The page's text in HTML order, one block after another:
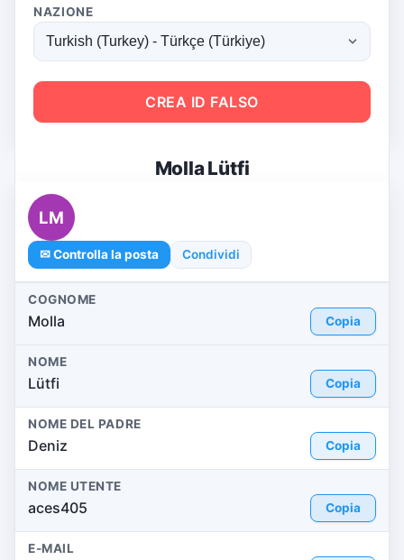
NAZIONE
CREA ID FALSO
Molla Lütfi
LM
✉ Controlla la posta Condividi
COGNOME
Molla Copia
NOME
Lütfi Copia
NOME DEL PADRE
Deniz Copia
NOME UTENTE
aces405 Copia
E-MAIL